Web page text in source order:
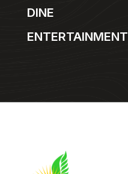
DINE
ENTERTAINMENT